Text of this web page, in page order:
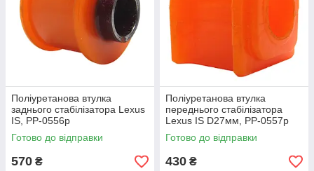
Поліуретанова втулка
заднього стабілізатора Lexus
IS, PP-0556p
Готово до відправки
570 ₴
Поліуретанова втулка
переднього стабілізатора
Lexus IS D27мм, PP-0557p
Готово до відправки
430 ₴